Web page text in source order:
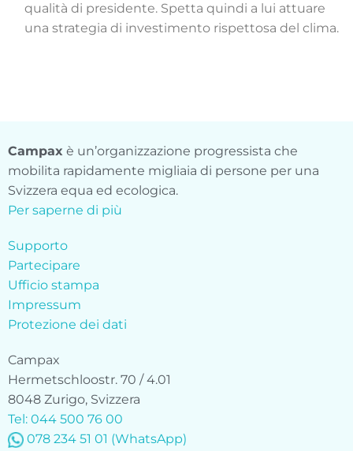
qualità di presidente. Spetta quindi a lui attuare
una strategia di investimento rispettosa del clima.
Campax è un’organizzazione progressista che
mobilita rapidamente migliaia di persone per una
Svizzera equa ed ecologica.
Per saperne di più
Supporto
Partecipare
Ufficio stampa
Impressum
Protezione dei dati
Campax
Hermetschloostr. 70 / 4.01
8048 Zurigo, Svizzera
Tel: 044 500 76 00
078 234 51 01 (WhatsApp)